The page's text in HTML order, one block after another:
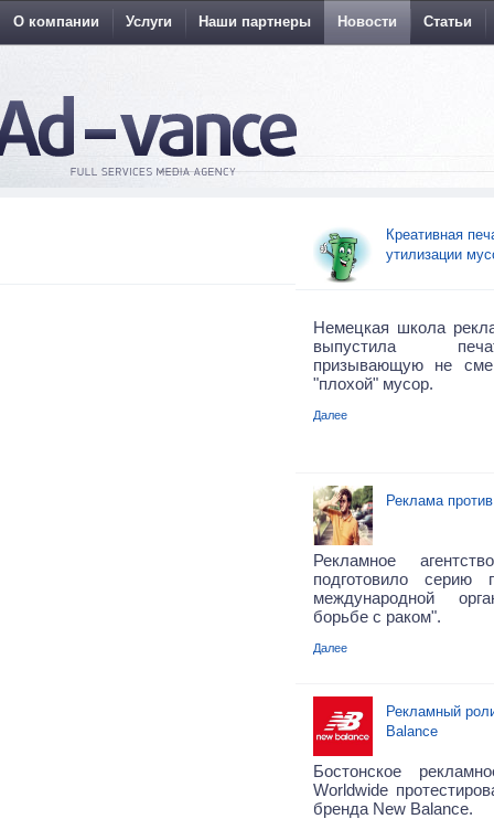
О компании Услуги Наши партнеры Новости Статьи
Креативная
утилизации
Немецкая школа
выпустила
призывающую не
"плохой" мусор.
Далее
Реклама
Рекламное
подготовило серию
международной
борьбе с раком".
Далее
Рекламный
Balance
Бостонское
Worldwide
бренда New Balance.